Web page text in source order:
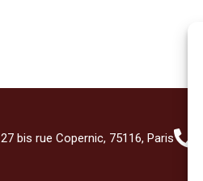
27 bis rue Copernic, 75116, Paris